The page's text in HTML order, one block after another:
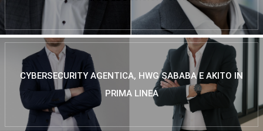
CYBERSECURITY AGENTICA, HWG SABABA E AKITO IN
PRIMA LINEA